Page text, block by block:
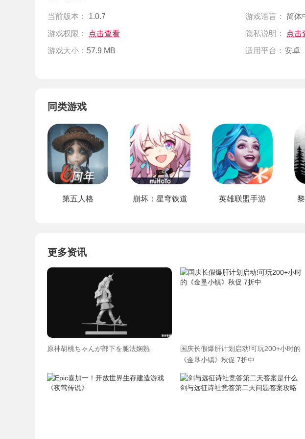
当前版本： 1.0.7 游戏语言： 简体
游戏权限： 点击查看 隐私说明： 点击
游戏大小： 57.9 MB 适用平台： 安卓
同类游戏
第五人格 崩坏：星穹铁道 英雄联盟手游
更多资讯
原神胡桃ちゃんが部下を腿法娴熟
国庆长假爆肝计划启动!可玩200+小时的
《金垦小镇》秋促 7折中